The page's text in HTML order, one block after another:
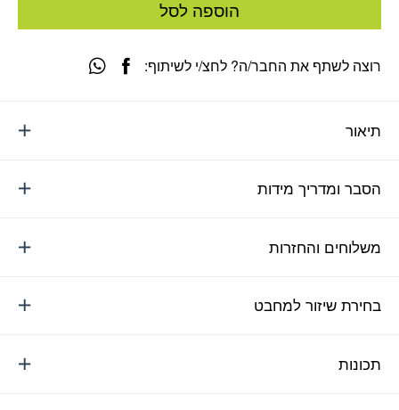
הוספה לסל
תיאור
הסבר ומדריך מידות
משלוחים והחזרות
בחירת שיזור למחבט
תכונות
רוצה לשתף את החבר/ה? לחצ/י לשיתוף: